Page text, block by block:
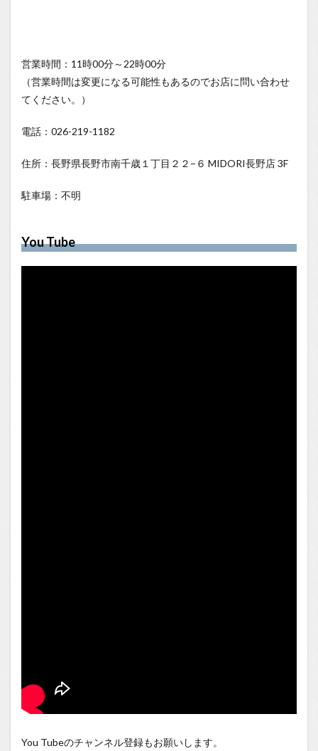
営業時間：11時00分～22時00分
（営業時間は変更になる可能性もあるのでお店に問い合わせ
てください。）
電話：026-219-1182
住所：長野県長野市南千歳１丁目２２−６ MIDORI長野店 3F
駐車場：不明
You Tube
You Tubeのチャンネル登録もお願いします。